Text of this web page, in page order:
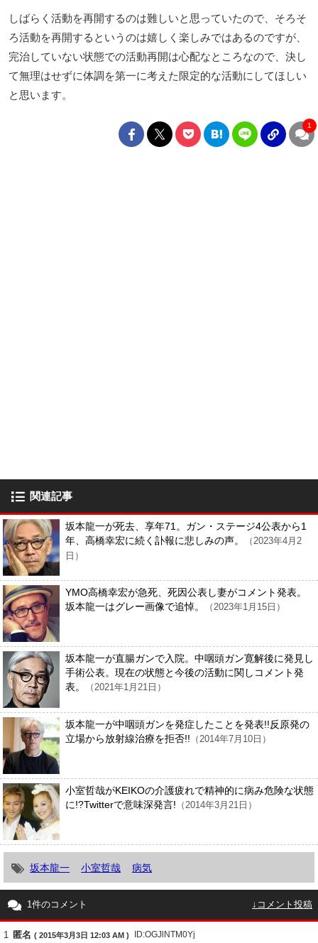
しばらく活動を再開するのは難しいと思っていたので、そろそ
ろ活動を再開するというのは嬉しく楽しみではあるのですが、
完治していない状態での活動再開は心配なところなので、決し
て無理はせずに体調を第一に考えた限定的な活動にしてほしい
と思います。
1
関連記事
坂本龍一が死去、享年71。ガン・ステージ4公表から1
年、高橋幸宏に続く訃報に悲しみの声。
（2023年4月2
日）
YMO高橋幸宏が急死、死因公表し妻がコメント発表。
坂本龍一はグレー画像で追悼。
（2023年1月15日）
坂本龍一が直腸ガンで入院。中咽頭ガン寛解後に発見し
手術公表。現在の状態と今後の活動に関しコメント発
表。
（2021年1月21日）
坂本龍一が中咽頭ガンを発症したことを発表!!反原発の
立場から放射線治療を拒否!! （2014年7月10日）
小室哲哉がKEIKOの介護疲れで精神的に病み危険な状態
に!?Twitterで意味深発言! （2014年3月21日）
坂本龍一 小室哲哉 病気
1件のコメント ↓コメント投稿
1 匿名 ( 2015年3月3日 12:03 AM ) ID:OGJlNTM0Yj